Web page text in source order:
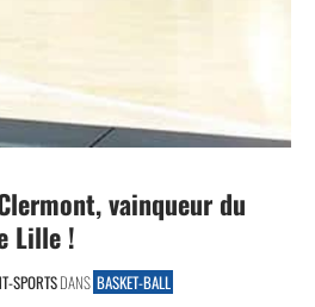
vainqueur du
Lille !
SPORTSDANS BASKET-BALL